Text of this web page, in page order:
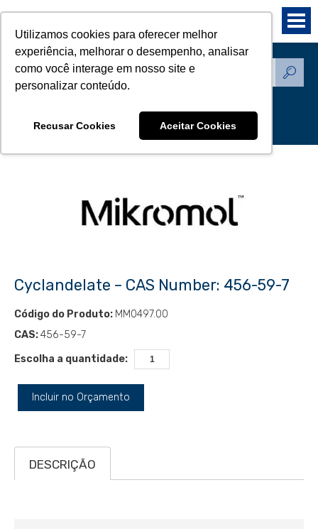
Utilizamos cookies para oferecer melhor
experiência, melhorar o desempenho, analisar
como você interage em nosso site e
personalizar conteúdo.
Recusar Cookies Aceitar Cookies
Produtos - Padrões de
Cyclandelate – CAS Number: 456-59-7
Código do Produto: MM0497.00
CAS:456-59-7
Escolha a quantidade:
Incluir no Orçamento
DESCRIÇÃO